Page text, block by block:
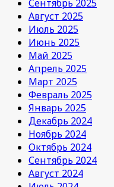
Сентябрь 2025
Август 2025
Июль 2025
Июнь 2025
Май 2025
Апрель 2025
Март 2025
Февраль 2025
Январь 2025
Декабрь 2024
Ноябрь 2024
Октябрь 2024
Сентябрь 2024
Август 2024